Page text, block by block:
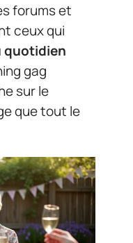
forums et
ceux qui
quotidien
gag
sur le
que tout le